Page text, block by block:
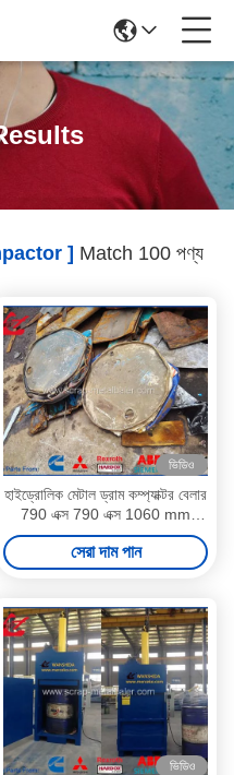
] Match 100 পণ্য
ভিডিও
হাইড্রোলিক মেটাল ড্রাম কম্প্যাক্টর বেলার
790 এক্স 790 এক্স 1060 mm
কম্প্রেস বক্স সাইজ
সেরা দাম পান
ভিডিও